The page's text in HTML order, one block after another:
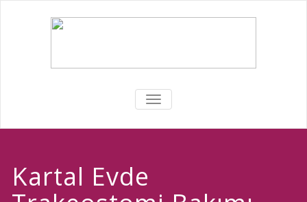
MENÜYÜ
DEĞIŞTIR
Kartal Evde